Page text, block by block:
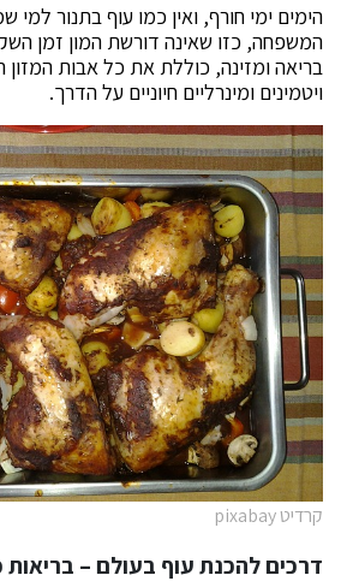
הימים ימי חורף, ואין כמו עוף בתנור
המשפחה, כזו שאינה דורשת המון זמן
בריאה ומזינה, כוללת את כל אבות המזון
ויטמינים ומינרליים חיוניים על הדרך.
קרדיט pixabay
דרכים להכנת עוף בעולם –